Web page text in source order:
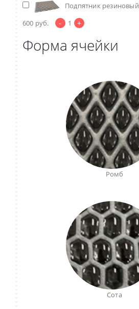
Подпятник резиновый
600 руб. - 1 +
Форма ячейки
Ромб
Сота